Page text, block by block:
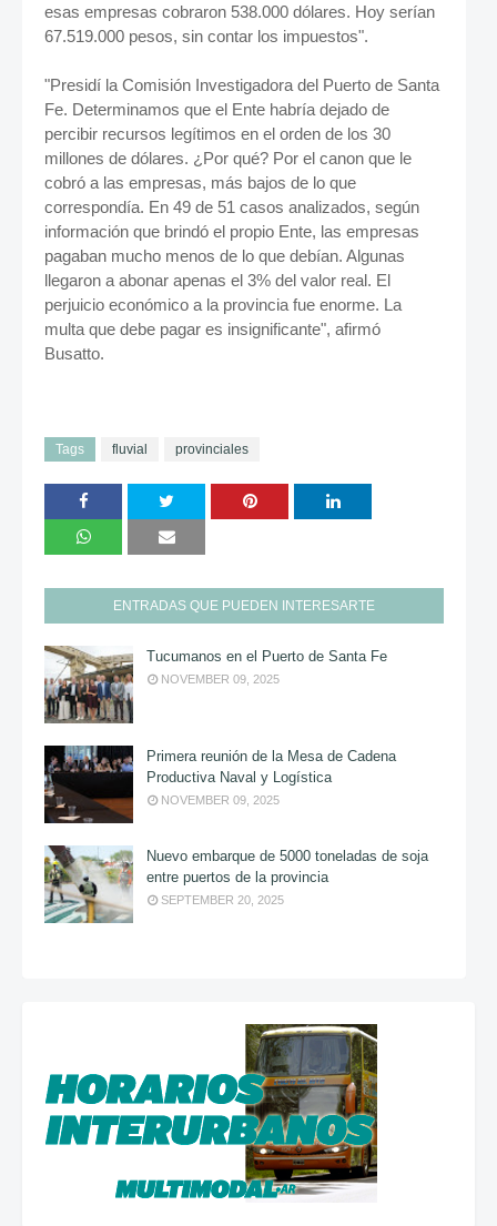
esas empresas cobraron 538.000 dólares. Hoy serían
67.519.000 pesos, sin contar los impuestos".
"Presidí la Comisión Investigadora del Puerto de Santa
Fe. Determinamos que el Ente habría dejado de
percibir recursos legítimos en el orden de los 30
millones de dólares. ¿Por qué? Por el canon que le
cobró a las empresas, más bajos de lo que
correspondía. En 49 de 51 casos analizados, según
información que brindó el propio Ente, las empresas
pagaban mucho menos de lo que debían. Algunas
llegaron a abonar apenas el 3% del valor real. El
perjuicio económico a la provincia fue enorme. La
multa que debe pagar es insignificante", afirmó
Busatto.
Tags fluvial provinciales
ENTRADAS QUE PUEDEN INTERESARTE
Tucumanos en el Puerto de Santa Fe
NOVEMBER 09, 2025
Primera reunión de la Mesa de Cadena
Productiva Naval y Logística
NOVEMBER 09, 2025
Nuevo embarque de 5000 toneladas de soja
entre puertos de la provincia
SEPTEMBER 20, 2025